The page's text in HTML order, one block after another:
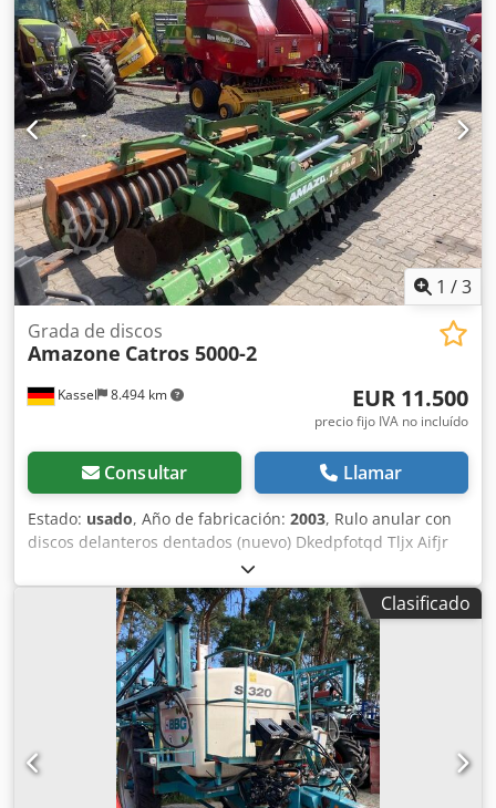
1 /3
Kassel 8.494 km
Grada de discos
Amazone Catros 5000-2
EUR 11.500
precio fijo IVA no incluído
Consultar Llamar
Estado: usado, Año de fabricación: 2003, Rulo anular con
discos delanteros dentados (nuevo) Dkedpfotqd Tljx Aifjr
Clasificado